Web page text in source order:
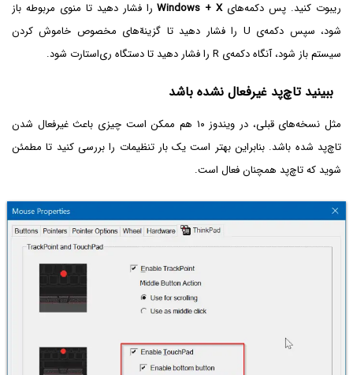
ریبوت کنید. پس دکمه‌هایWindows + Xرا فشار دهید تا منوی مربوطه باز
شود، سپس دکمه‌ی U را فشار دهید تا گزینه‌ّهای مخصوص خاموش کردن
سیستم باز شود، آنگاه دکمه‌ی R را فشار دهید تا دستگاه ری‌استارت شود.
ببینید تاچ‌پد غیرفعال نشده باشد
مثل نسخه‌های قبلی، در ویندوز ۱۰ هم ممکن است چیزی باعث غیرفعال شدن
تاچ‌پد شده باشد. بنابراین بهتر است یک بار تنظیمات را بررسی کنید تا مطمئن
شوید که تاچ‌پد همچنان فعال است.